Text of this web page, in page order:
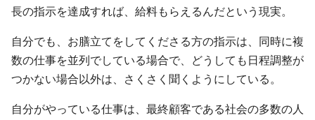
長の指示を達成すれば、給料もらえるんだという現実。
自分でも、お膳立てをしてくださる方の指示は、同時に複
数の仕事を並列でしている場合で、どうしても日程調整が
つかない場合以外は、さくさく聞くようにしている。
自分がやっている仕事は、最終顧客である社会の多数の人